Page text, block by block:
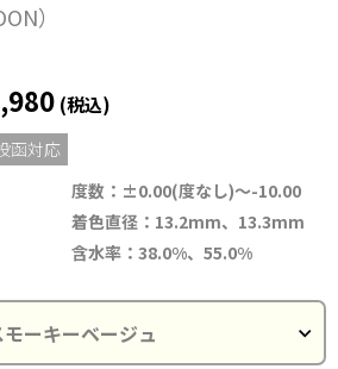
）
(税込)
函対応
度数：±0.00(度なし)～-10.00
着色直径：13.2mm、13.3mm
含水率：38.0%、55.0%